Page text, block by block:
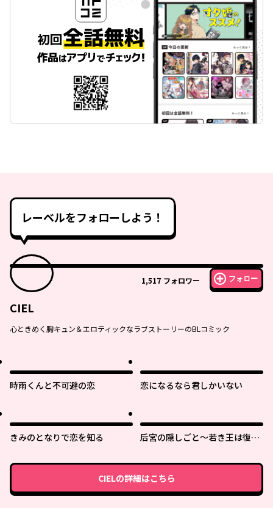
レーベルをフォローしよう！
1,517 フォロワー フォロー
CIEL
心ときめく胸キュン＆エロティックなラブストーリーのBLコミック
時雨くんと不可避の恋 恋になるなら君しかいない
きみのとなりで恋を知る
后宮の隠しごと～若き王は復讐
CIELの詳細はこちら